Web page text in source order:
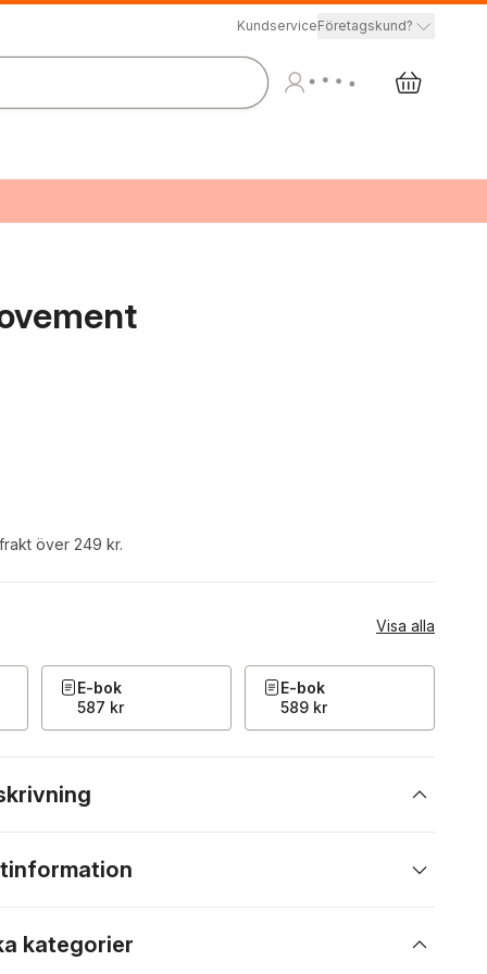
KundserviceFöretagskund?
över 249 kr.
Visa alla
E-bok
587 kr
E-bok
589 kr
kategorier